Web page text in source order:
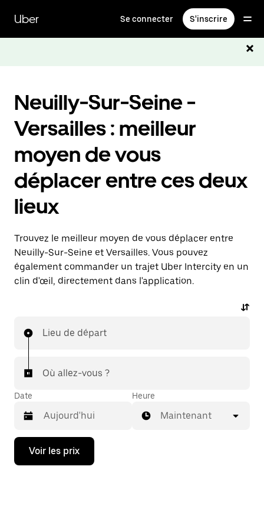
contenu
principal
Uber Se connecter S'inscrire
Neuilly-Sur-Seine -
Versailles : meilleur
moyen de vous
déplacer entre ces deux
lieux
Trouvez le meilleur moyen de vous déplacer entre
Neuilly-Sur-Seine et Versailles. Vous pouvez
également commander un trajet Uber Intercity en un
clin d'œil, directement dans l'application.
Lieu de départ
Où allez-vous ?
Date
Appuyez
la
Heure
Maintenant
Voir les prix